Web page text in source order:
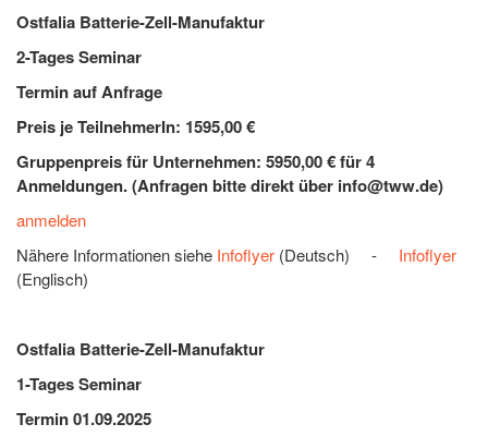
Ostfalia Batterie-Zell-Manufaktur
2-Tages Seminar
Termin auf Anfrage
Preis je TeilnehmerIn: 1595,00 €
Gruppenpreis für Unternehmen: 5950,00 € für 4
Anmeldungen. (Anfragen bitte direkt über info@tww.de)
anmelden
Nähere Informationen siehe Infoflyer (Deutsch) - Infoflyer
(Englisch)
Ostfalia Batterie-Zell-Manufaktur
1-Tages Seminar
Termin 01.09.2025